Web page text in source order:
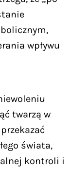
wpływu
twarzą w
świata,
kontroli i